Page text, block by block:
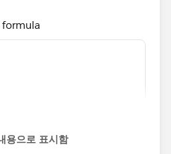
formula
'AL', 1,
용으로 표시함